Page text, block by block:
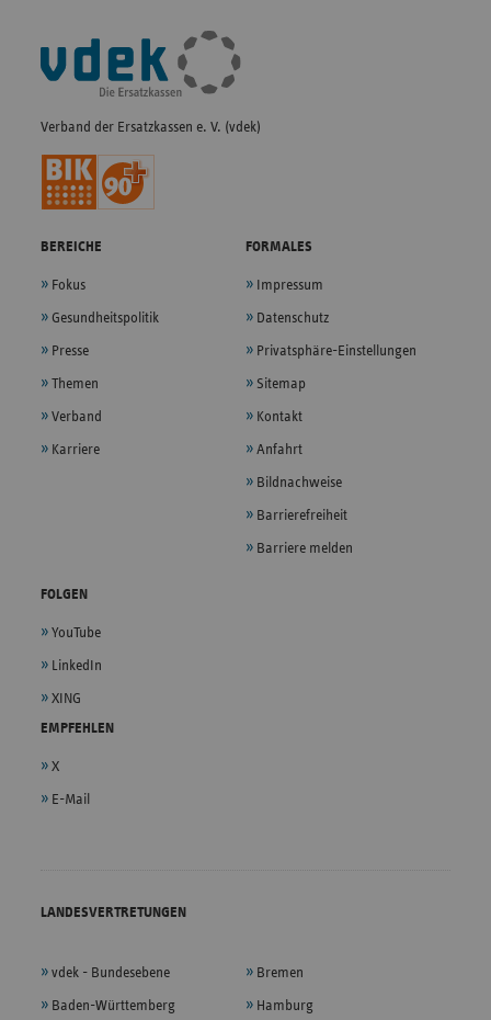
Fußleisten-
Navigation
Verband der Ersatzkassen e. V. (vdek)
BEREICHE
Fokus
Gesundheitspolitik
Presse
Themen
Verband
Karriere
FORMALES
Impressum
Datenschutz
Privatsphäre-Einstellungen
Sitemap
Kontakt
Anfahrt
Bildnachweise
Barrierefreiheit
Barriere melden
FOLGEN
YouTube
LinkedIn
XING
EMPFEHLEN
X
E-Mail
LANDESVERTRETUNGEN
vdek - Bundesebene
Baden-Württemberg
Bremen
Hamburg